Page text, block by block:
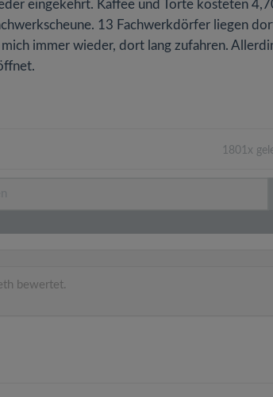
eingekehrt. Kaffee und Torte kosteten
13 Fachwerkdörfer liegen
immer wieder, dort lang zufahren.
1801x
bewertet.